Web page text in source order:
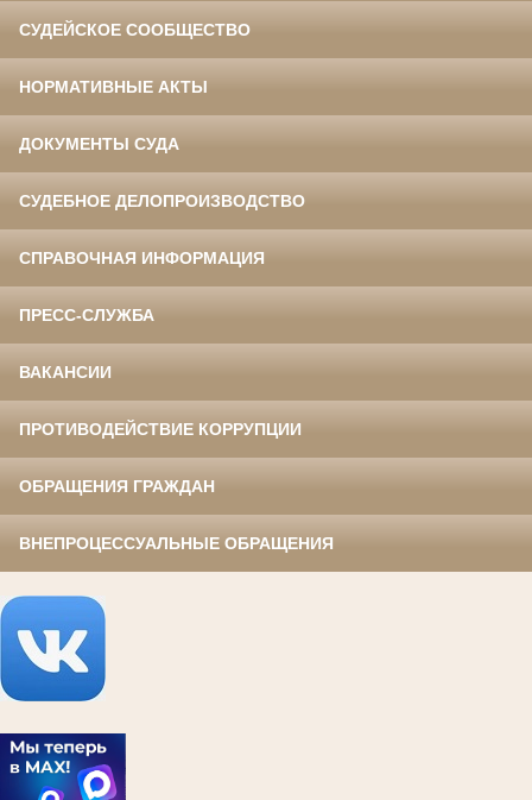
СУДЕЙСКОЕ СООБЩЕСТВО
НОРМАТИВНЫЕ АКТЫ
ДОКУМЕНТЫ СУДА
СУДЕБНОЕ ДЕЛОПРОИЗВОДСТВО
СПРАВОЧНАЯ ИНФОРМАЦИЯ
ПРЕСС-СЛУЖБА
ВАКАНСИИ
ПРОТИВОДЕЙСТВИЕ КОРРУПЦИИ
ОБРАЩЕНИЯ ГРАЖДАН
ВНЕПРОЦЕССУАЛЬНЫЕ ОБРАЩЕНИЯ